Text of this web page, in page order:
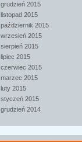
grudzień 2015
listopad 2015
październik 2015
wrzesień 2015
sierpień 2015
lipiec 2015
czerwiec 2015
marzec 2015
luty 2015
styczeń 2015
grudzień 2014